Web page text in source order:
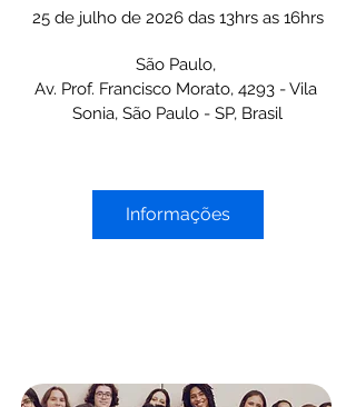
25 de julho de 2026 das 13hrs as 16hrs
São Paulo,
Av. Prof. Francisco Morato, 4293 - Vila
Sonia, São Paulo - SP, Brasil
Informações